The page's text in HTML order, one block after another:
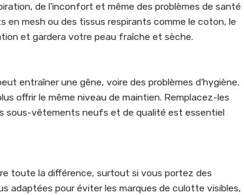
de l'inconfort et même des problèmes de santé
mesh ou des tissus respirants comme le coton, le
et gardera votre peau fraîche et sèche.
entraîner une gêne, voire des problèmes d'hygiène.
offrir le même niveau de maintien. Remplacez-les
sous-vêtements neufs et de qualité est essentiel
toute la différence, surtout si vous portez des
adaptées pour éviter les marques de culotte visibles,